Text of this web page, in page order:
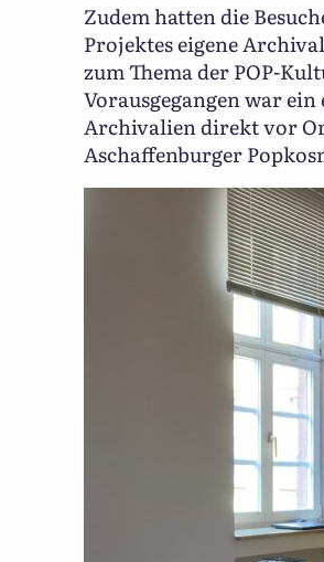
Zudem hatten die
Projektes eigene
zum Thema der POP-
Vorausgegangen war
Archivalien direkt vor
Aschaffenburger